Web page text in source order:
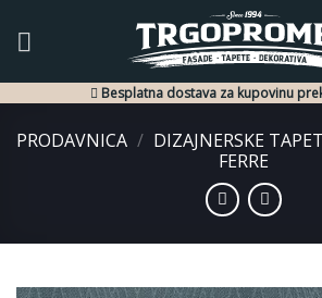
Besplatna dostava za kupovinu
PRODAVNICA / DIZAJNERSKE
FERRE